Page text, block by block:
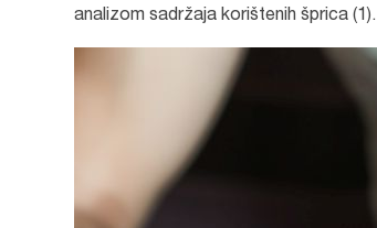
analizom sadržaja korištenih šprica (1).